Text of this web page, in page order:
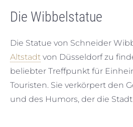
Die Wibbelstatue
Die Statue von Schneider
Altstadt von Düsseldorf zu
beliebter Treffpunkt für
Touristen. Sie verkörpert den
und des Humors, der die